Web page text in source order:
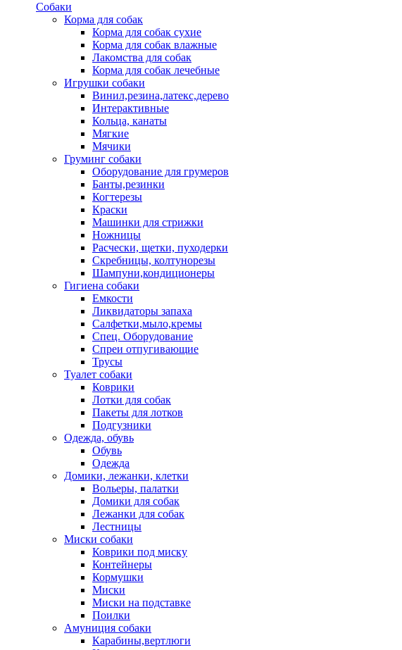
Собаки
Корма для собак
Корма для собак сухие
Корма для собак влажные
Лакомства для собак
Корма для собак лечебные
Игрушки собаки
Винил,резина,латекс,дерево
Интерактивные
Кольца, канаты
Мягкие
Мячики
Груминг собаки
Оборудование для грумеров
Банты,резинки
Когтерезы
Краски
Машинки для стрижки
Ножницы
Расчески, щетки, пуходерки
Скребницы, колтунорезы
Шампуни,кондиционеры
Гигиена собаки
Емкости
Ликвидаторы запаха
Салфетки,мыло,кремы
Спец. Оборудование
Спреи отпугивающие
Трусы
Туалет собаки
Коврики
Лотки для собак
Пакеты для лотков
Подгузники
Одежда, обувь
Обувь
Одежда
Домики, лежанки, клетки
Вольеры, палатки
Домики для собак
Лежанки для собак
Лестницы
Миски собаки
Коврики под миску
Контейнеры
Кормушки
Миски
Миски на подставке
Поилки
Амуниция собаки
Карабины,вертлюги